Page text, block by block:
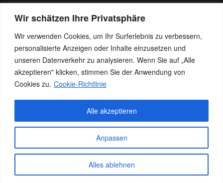
Wir schätzen Ihre Privatsphäre
Wir verwenden Cookies, um Ihr Surferlebnis zu verbessern,
personalisierte Anzeigen oder Inhalte einzusetzen und
unseren Datenverkehr zu analysieren. Wenn Sie auf „Alle
akzeptieren" klicken, stimmen Sie der Anwendung von
Cookies zu. Cookie-Richtlinie
Anpassen
Alles ablehnen
Alle akzeptieren
Sedcard und Fotos folgen.
Besuchbar von täglich von 11-22h, für infos könnt Ihr gern
durchklingeln!
JackyunterNews
Permalink.
Datenschutz Stolz präsentiert von WordPress